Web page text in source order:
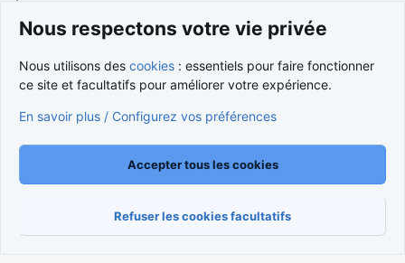
Nous contacter
Conditions et règlement
Politique de confidentialité
Aide Accueil
R
Community platform by XenForo ®
© 2010-2026 XenForo Ltd.
Nous respectons votre vie privée
Nous utilisons des cookies : essentiels pour faire fonctionner
ce site et facultatifs pour améliorer votre expérience.
En savoir plus / Configurez vos préférences
Accepter tous les cookies
Refuser les cookies facultatifs